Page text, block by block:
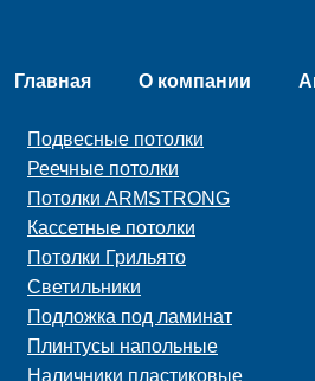
Главная О компании
Подвесные потолки
Реечные потолки
Потолки ARMSTRONG
Кассетные потолки
Потолки Грильято
Светильники
Подложка под ламинат
Плинтусы напольные
Наличники пластиковые